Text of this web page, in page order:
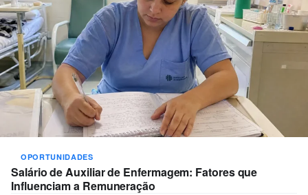
OPORTUNIDADES
Salário de Auxiliar de Enfermagem: Fatores que
Influenciam a Remuneração